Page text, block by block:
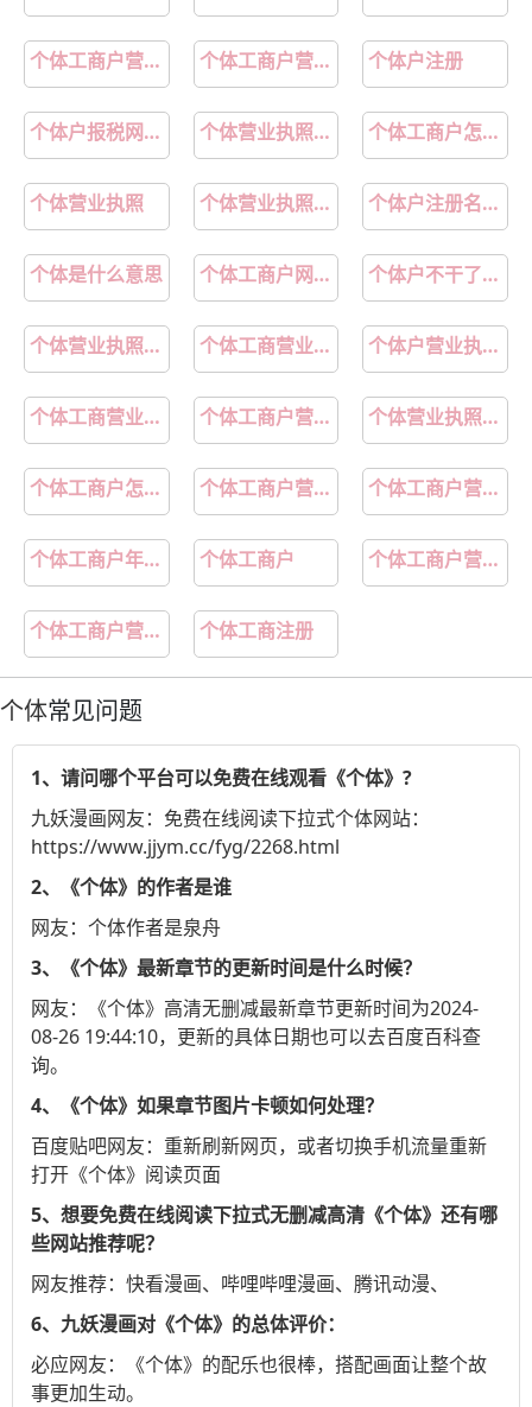
个体工商户营业执照申请 个体工商户营业执照年检网上申报入口官网 个体户注册
个体户报税网上申报流程 个体营业执照怎么年审 个体工商户怎么注册
个体营业执照 个体营业执照怎么注销 个体户注册名字查询
个体是什么意思 个体工商户网上注销 个体户不干了一直没注销要罚款吗
个体营业执照年审怎么年审 个体工商营业执照怎么注销 个体户营业执照办理
个体工商营业执照申请 个体工商户营业执照年检网上申报 个体营业执照年报入口
个体工商户怎么报税 个体工商户营业执照网上办理入口官网 个体工商户营业执照网上办理
个体工商户年检入口 个体工商户 个体工商户营业执照网上办理入口
个体工商户营业执照年检网上申报入口 个体工商注册
个体常见问题
1、请问哪个平台可以免费在线观看《个体》?
九妖漫画网友：免费在线阅读下拉式个体网站：
https://www.jjym.cc/fyg/2268.html
2、《个体》的作者是谁
网友：个体作者是泉舟
3、《个体》最新章节的更新时间是什么时候？
网友：《个体》高清无删减最新章节更新时间为2024-
08-26 19:44:10，更新的具体日期也可以去百度百科查
询。
4、《个体》如果章节图片卡顿如何处理？
百度贴吧网友：重新刷新网页，或者切换手机流量重新
打开《个体》阅读页面
5、想要免费在线阅读下拉式无删减高清《个体》还有哪
些网站推荐呢？
网友推荐： 快看漫画、 哔哩哔哩漫画、 腾讯动漫、
6、九妖漫画对《个体》的总体评价：
必应网友：《个体》的配乐也很棒，搭配画面让整个故
事更加生动。